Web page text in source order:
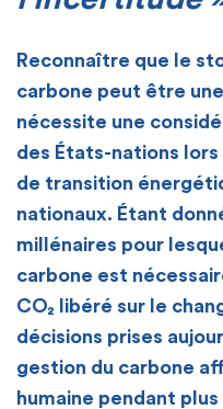
Reconnaître que le
carbone peut être
nécessite une
des États-nations lors
de transition
nationaux. Étant
millénaires pour
carbone est
CO₂ libéré sur le
décisions prises
gestion du carbone
humaine pendant